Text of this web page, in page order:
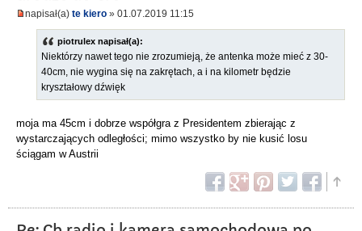
napisał(a) te kiero » 01.07.2019 11:15
piotrulex napisał(a):
Niektórzy nawet tego nie zrozumieją, że antenka może mieć z 30-
40cm, nie wygina się na zakrętach, a i na kilometr będzie
kryształowy dźwięk
moja ma 45cm i dobrze współgra z Presidentem zbierając z
wystarczających odległości; mimo wszystko by nie kusić losu
ściągam w Austrii